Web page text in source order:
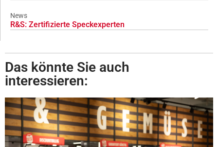
News
R&S: Zertifizierte Speckexperten
Das könnte Sie auch
interessieren: